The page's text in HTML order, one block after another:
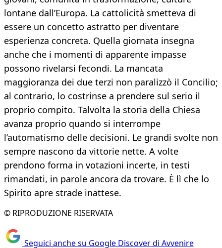
lontane dall’Europa. La cattolicità smetteva di
essere un concetto astratto per diventare
esperienza concreta. Quella giornata insegna
anche che i momenti di apparente impasse
possono rivelarsi fecondi. La mancata
maggioranza dei due terzi non paralizzò il Concilio;
al contrario, lo costrinse a prendere sul serio il
proprio compito. Talvolta la storia della Chiesa
avanza proprio quando si interrompe
l’automatismo delle decisioni. Le grandi svolte non
sempre nascono da vittorie nette. A volte
prendono forma in votazioni incerte, in testi
rimandati, in parole ancora da trovare. È lì che lo
Spirito apre strade inattese.
© RIPRODUZIONE RISERVATA
Seguici anche su Google Discover di Avvenire